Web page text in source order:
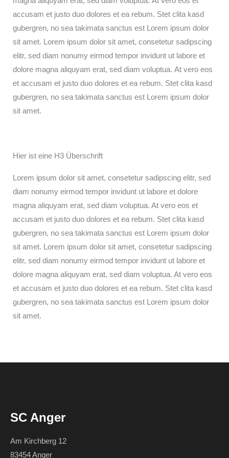
accusam et justo duo dolores et ea rebum. Stet clita kasd
gubergren, no sea takimata sanctus est Lorem ipsum dolor
sit amet. Lorem ipsum dolor sit amet, consetetur sadipscing
elitr, sed diam nonumy eirmod tempor invidunt ut labore et
dolore magna aliquyam erat, sed diam voluptua. At vero eos
et accusam et justo duo dolores et ea rebum. Stet clita kasd
gubergren, no sea takimata sanctus est Lorem ipsum dolor
sit amet.
Hier ist eine H3 Überschrift
Lorem ipsum dolor sit amet, consetetur sadipscing elitr, sed
diam nonumy eirmod tempor invidunt ut labore et dolore
magna aliquyam erat, sed diam voluptua. At vero eos et
accusam et justo duo dolores et ea rebum. Stet clita kasd
gubergren, no sea takimata sanctus est Lorem ipsum dolor
sit amet. Lorem ipsum dolor sit amet, consetetur sadipscing
elitr, sed diam nonumy eirmod tempor invidunt ut labore et
dolore magna aliquyam erat, sed diam voluptua. At vero eos
et accusam et justo duo dolores et ea rebum. Stet clita kasd
gubergren, no sea takimata sanctus est Lorem ipsum dolor
sit amet.
SC Anger
Am Kirchberg 12
83454 Anger